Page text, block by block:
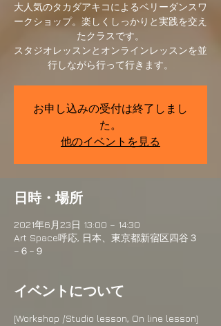
大人気のタカダアキコによるベリーダンスワ
ークショップ。楽しくしっかりと実践を交え
たクラスです。
スタジオレッスンとオンラインレッスンを並
行しながら行って行きます。
お申し込みの受付は終了しまし
た。
他のイベントを見る
日時・場所
2021年6月23日 13:00 – 14:30
Art Space呼応, 日本、東京都新宿区四谷３
−６−９
イベントについて
[Workshop /Studio lesson, On line lesson]